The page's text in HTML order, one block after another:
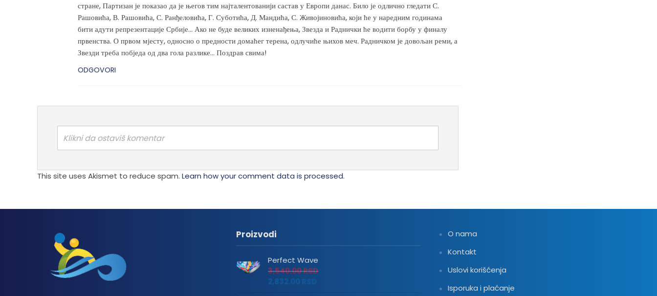
стране, Партизан је показао да је његов тим најталентованији састав у Европи данас. Било је одлично гледати С.
Рашовића, В. Рашовића, С. Ранђеловића, Г. Суботића, Д. Мандића, С. Живојиновића, који ће у наредним годинама
бити адути репрезентације Србије… Ако не буде великих изненађења, Звезда и Раднички ће водити борбу у финалу
првенства. О првом мјесту, односно о предности домаћег терена, одлучиће њихов меч. Радничком је довољан реми, а
Звезди треба побједа од два гола разлике… Поздрав свима!
ODGOVORI
Klikni da ostaviš komentar
This site uses Akismet to reduce spam. Learn how your comment data is processed.
Proizvodi
Perfect Wave
3,540.00RSD
2,832.00
O nama
Kontakt
Uslovi korišćenja
Isporuka i plaćanje